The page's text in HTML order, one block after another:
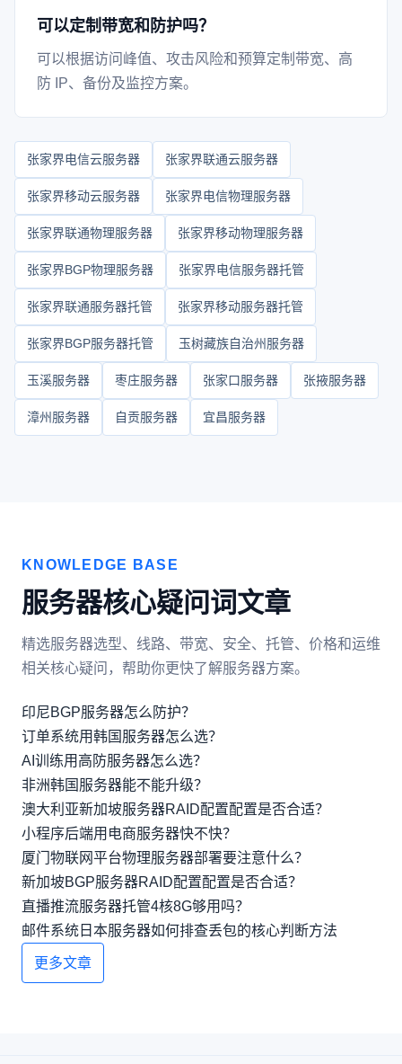
可以定制带宽和防护吗？
可以根据访问峰值、攻击风险和预算定制带宽、高
防 IP、备份及监控方案。
张家界电信云服务器 张家界联通云服务器
张家界移动云服务器 张家界电信物理服务器
张家界联通物理服务器 张家界移动物理服务器
张家界BGP物理服务器 张家界电信服务器托管
张家界联通服务器托管 张家界移动服务器托管
张家界BGP服务器托管 玉树藏族自治州服务器
玉溪服务器 枣庄服务器 张家口服务器 张掖服务器
漳州服务器 自贡服务器 宜昌服务器
KNOWLEDGE BASE
服务器核心疑问词文章
精选服务器选型、线路、带宽、安全、托管、价格和运维
相关核心疑问，帮助你更快了解服务器方案。
印尼BGP服务器怎么防护？
订单系统用韩国服务器怎么选？
AI训练用高防服务器怎么选？
非洲韩国服务器能不能升级？
澳大利亚新加坡服务器RAID配置配置是否合适？
小程序后端用电商服务器快不快？
厦门物联网平台物理服务器部署要注意什么？
新加坡BGP服务器RAID配置配置是否合适？
直播推流服务器托管4核8G够用吗？
邮件系统日本服务器如何排查丢包的核心判断方法
更多文章